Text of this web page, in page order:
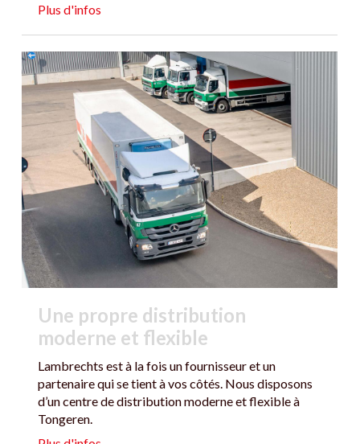
Plus d'infos
Une propre distribution
moderne et flexible
Lambrechts est à la fois un fournisseur et un
partenaire qui se tient à vos côtés. Nous disposons
d’un centre de distribution moderne et flexible à
Tongeren.